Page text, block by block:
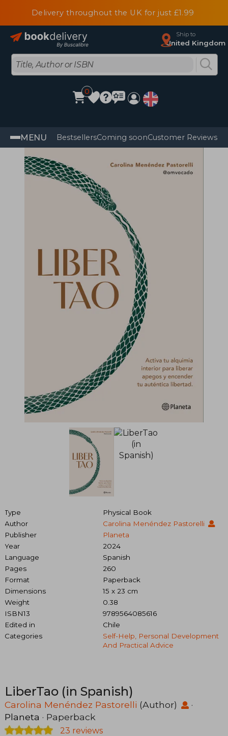
Delivery throughout the UK for just £1.99
Ship to
United Kingdom
0
MENU BestsellersComing soonCustomer Reviews
Type
Physical Book
Author
Carolina Menéndez Pastorelli
Publisher
Planeta
Year
2024
Language
Spanish
Pages
260
Format
Paperback
Dimensions
15 x 23 cm
Weight
0.38
ISBN13
9789564085616
Edited in
Chile
Categories
Self-Help, Personal Development
And Practical Advice
LiberTao (in Spanish)
Carolina Menéndez Pastorelli (Author)
·
Planeta · Paperback
23 reviews